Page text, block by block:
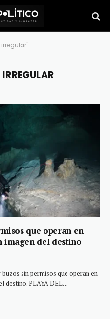
que operan en
imagen del destino
sin permisos que operan en
destino. PLAYA DEL…